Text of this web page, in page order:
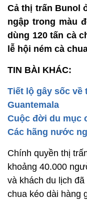
Cả thị trấn Bunol
ngập trong màu
dùng 120 tấn cà
lễ hội ném cà
TIN BÀI KHÁC:
Tiết lộ gây sốc về
Guantemala
Cuộc đời du mục
Các hãng nước
Chính quyền thị
khoảng 40.000
và khách du lịch
chua kéo dài hàng